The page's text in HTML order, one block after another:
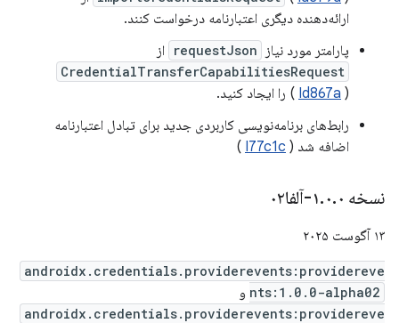
ارائه‌دهنده دیگری اعتبارنامه درخواست کنند.
پارامتر مورد نیاز
requestJson از
CredentialTransferCapabilitiesRequest
( Id867a ) را ایجاد کنید.
رابط‌های برنامه‌نویسی کاربردی جدید برای تبادل اعتبارنامه
اضافه شد ( I77c1c
)
نسخه ۱ .۰.۰-آلفا۰۲
۱۳ آگوست ۲۰۲۵
androidx.credentials.providerevents:providereve
nts:1.0.0-alpha02 و
androidx.credentials.providerevents:providereve